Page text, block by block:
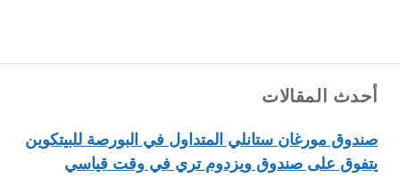
أحدث المقالات
صندوق مورغان ستانلي المتداول في البورصة للبيتكوين
يتفوق على صندوق ويزدوم تري في وقت قياسي